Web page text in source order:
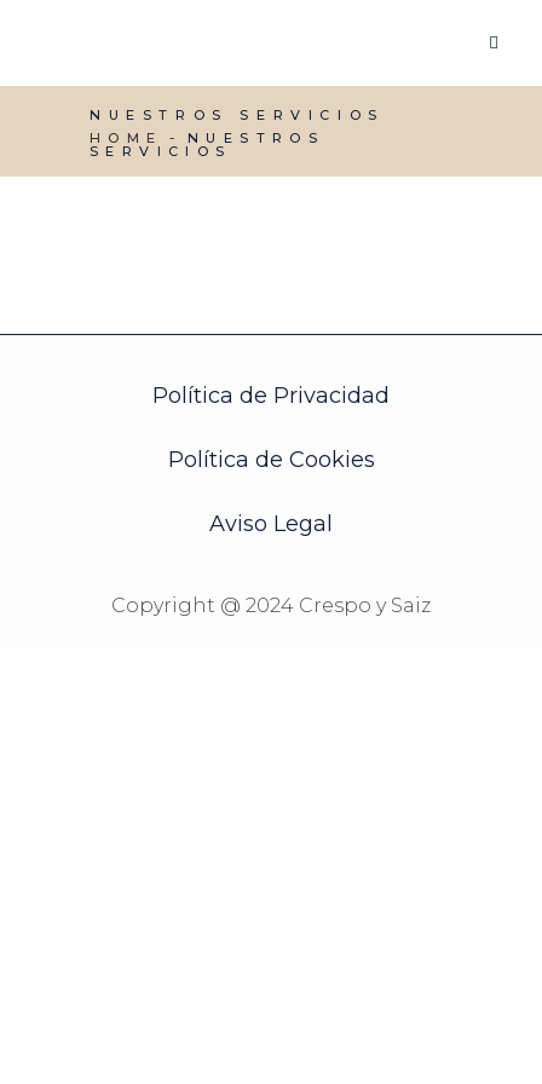
NUESTROS SERVICIOS
HOME
NUESTROS
SERVICIOS
Política de Privacidad
Política de Cookies
Aviso Legal
Copyright @ 2024 Crespo y Saiz